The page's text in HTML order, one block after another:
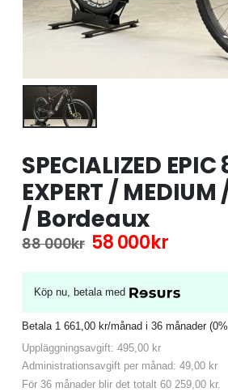
SPECIALIZED EPIC
EXPERT /
/ Bordeaux
88 000kr Det
priset
var:
88
000kr.
58 000krDet
priset
är:
58
000kr.
Köp nu, betala med
Betala 1 661,00 kr/månad i 36 månader (0%
Uppläggningsavgift: 495,00 kr
Administrationsavgift per månad: 49,00 kr
För 36 månader blir det totalt 60 259,00 kr.